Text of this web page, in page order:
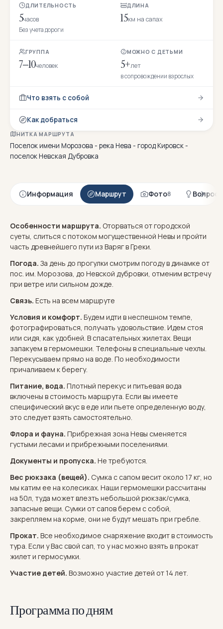
ДЛИТЕЛЬНОСТЬ
5часов
Без учета дороги
ДЛИНА
15км на сапах
ГРУППА
7–10человек
МОЖНО С ДЕТЬМИ
5+лет
в сопровождении взрослых
Что взять с собой
Как добраться
НИТКА МАРШРУТА
Поселок имени Морозова - река Нева - город Кировск -
поселок Невская Дубровка
Информация Маршрут Фото8 Вопросы
Особенности маршрута. Оторваться от городской
суеты, слиться с потоком могущественной Невы и пройти
часть древнейшего пути из Варяг в Греки.
Погода. За день до прогулки смотрим погоду в динамке от
пос. им. Морозова, до Невской дубровки, отменим встречу
при ветре или сильном дожде.
Связь. Есть на всем маршруте
Условия и комфорт. Будем идти в неспешном темпе,
фотографироваться, получать удовольствие. Идем стоя
или сидя, как удобней. В спасательных жилетах. Вещи
запакуем в гермомешки. Телефоны в специальные чехлы.
Перекусываем прямо на воде. По необходимости
причаливаем к берегу.
Питание, вода. Плотный перекус и питьевая вода
включены в стоимость маршрута. Если вы имеете
специфический вкус в еде или пьете определенную воду,
это следует взять самостоятельно.
Флора и фауна. Прибрежная зона Невы сменяется
густыми лесами и прибрежными поселениями.
Документы и пропуска. Не требуются.
Вес рюкзака (вещей). Сумка с сапом весит около 17 кг, но
мы катим ее на колесиках. Наши гермомешки рассчитаны
на 50л, туда может влезть небольшой рюкзак/сумка,
запасные вещи. Сумки от сапов берем с собой,
закрепляем на корме, они не будут мешать при гребле.
Прокат. Все необходимое снаряжение входит в стоимость
тура. Если у Вас свой сап, то у нас можно взять в прокат
жилет и гермосумки.
Участие детей. Возможно участие детей от 14 лет.
Программа по дням